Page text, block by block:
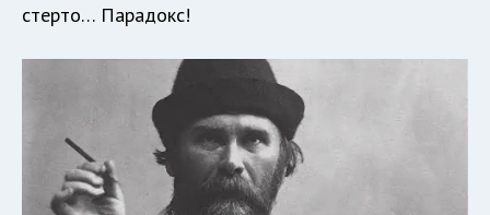
стерто… Парадокс!